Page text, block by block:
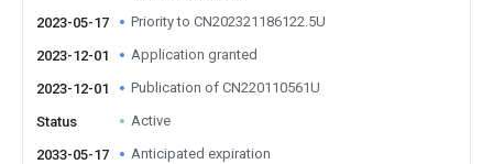
2023-05-17
Priority to CN202321186122.5U
2023-12-01 Application granted
2023-12-01 Publication of CN220110561U
Status Active
2033-05-17 Anticipated expiration